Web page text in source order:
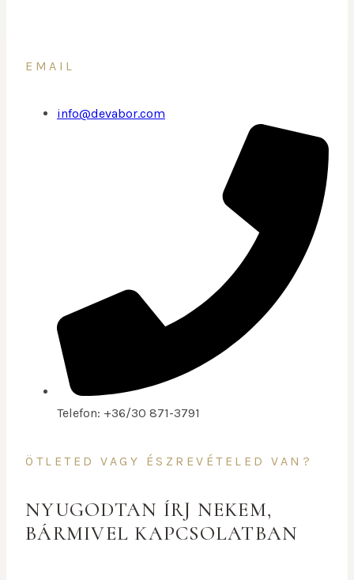
EMAIL
info@devabor.com
Telefon: +36/30 871-3791
ÖTLETED VAGY ÉSZREVÉTELED VAN?
NYUGODTAN ÍRJ NEKEM,
BÁRMIVEL KAPCSOLATBAN